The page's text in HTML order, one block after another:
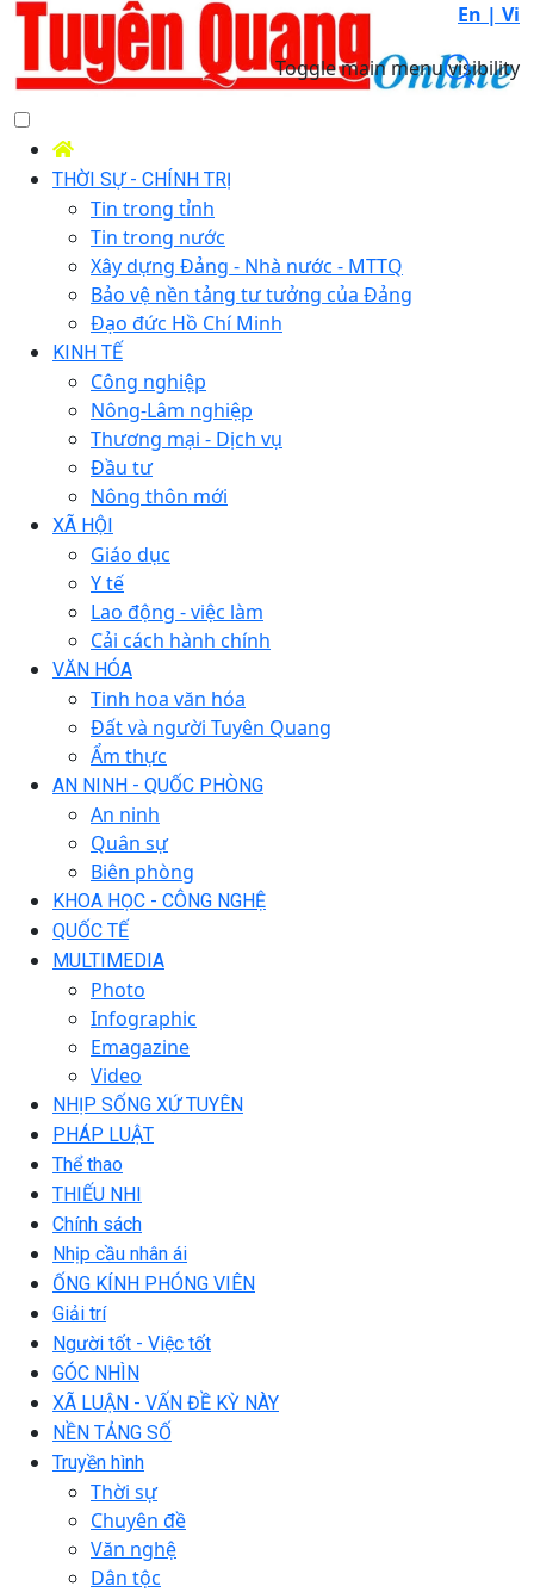
En | Vi
Toggle main menu visibility
THỜI SỰ - CHÍNH TRỊ
Tin trong tỉnh
Tin trong nước
Xây dựng Đảng - Nhà nước - MTTQ
Bảo vệ nền tảng tư tưởng của Đảng
Đạo đức Hồ Chí Minh
KINH TẾ
Công nghiệp
Nông-Lâm nghiệp
Thương mại - Dịch vụ
Đầu tư
Nông thôn mới
XÃ HỘI
Giáo dục
Y tế
Lao động - việc làm
Cải cách hành chính
VĂN HÓA
Tinh hoa văn hóa
Đất và người Tuyên Quang
Ẩm thực
AN NINH - QUỐC PHÒNG
An ninh
Quân sự
Biên phòng
KHOA HỌC - CÔNG NGHỆ
QUỐC TẾ
MULTIMEDIA
Photo
Infographic
Emagazine
Video
NHỊP SỐNG XỨ TUYÊN
PHÁP LUẬT
Thể thao
THIẾU NHI
Chính sách
Nhịp cầu nhân ái
ỐNG KÍNH PHÓNG VIÊN
Giải trí
Người tốt - Việc tốt
GÓC NHÌN
XÃ LUẬN - VẤN ĐỀ KỲ NÀY
NỀN TẢNG SỐ
Truyền hình
Thời sự
Chuyên đề
Văn nghệ
Dân tộc